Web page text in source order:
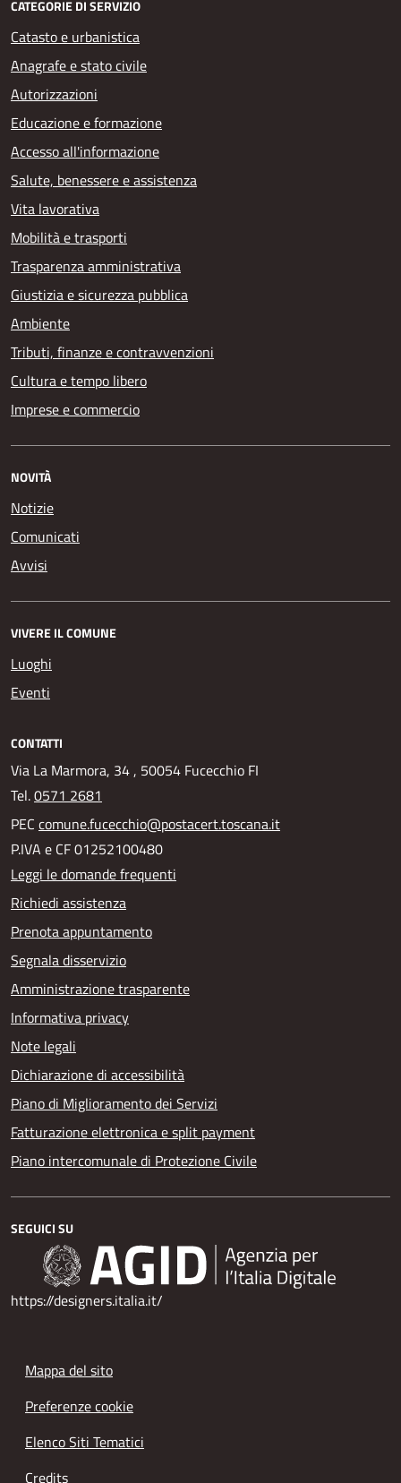
CATEGORIE DI SERVIZIO
Catasto e urbanistica
Anagrafe e stato civile
Autorizzazioni
Educazione e formazione
Accesso all'informazione
Salute, benessere e assistenza
Vita lavorativa
Mobilità e trasporti
Trasparenza amministrativa
Giustizia e sicurezza pubblica
Ambiente
Tributi, finanze e contravvenzioni
Cultura e tempo libero
Imprese e commercio
NOVITÀ
Notizie
Comunicati
Avvisi
VIVERE IL COMUNE
Luoghi
Eventi
CONTATTI
Via La Marmora, 34 , 50054 Fucecchio FI
Tel.0571 2681
PEC comune.fucecchio@postacert.toscana.it
P.IVA e CF 01252100480
Leggi le domande frequenti
Richiedi assistenza
Prenota appuntamento
Segnala disservizio
Amministrazione trasparente
Informativa privacy
Note legali
Dichiarazione di accessibilità
Piano di Miglioramento dei Servizi
Fatturazione elettronica e split payment
Piano intercomunale di Protezione Civile
SEGUICI SU
https://designers.italia.it/
Mappa del sito
Preferenze cookie
Elenco Siti Tematici
Credits